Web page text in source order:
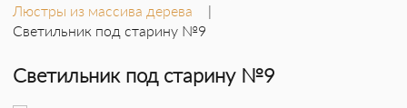
Люстры из массива дерева
Светильник под старину №9
Светильник под старину №9